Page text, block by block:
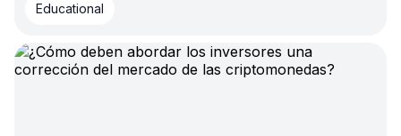
conocer tendencias o soportes: también hay que
más llamativos: el Doji Dragonfly.
Educational